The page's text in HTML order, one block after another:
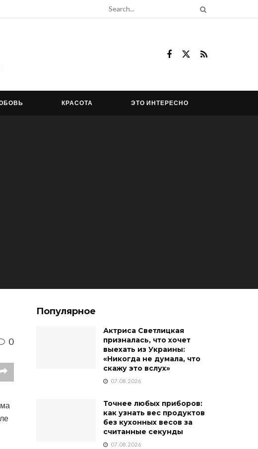
КРАСОТА ЭТО ИНТЕРЕСНО
0
Популярное
Актриса Светлицкая
призналась, что хочет
выехать из Украины:
«Никогда не думала, что
скажу это вслух»
07.08.2026
Точнее любых приборов:
как узнать вес продуктов
без кухонных весов за
считанные секунды
07.08.2026